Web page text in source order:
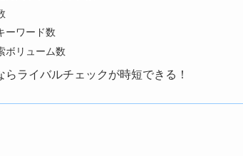
ーワード数
ボリューム数
ライバルチェックが時短できる！